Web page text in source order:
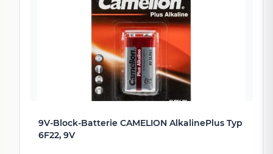
9V-Block-Batterie CAMELION AlkalinePlus Typ
6F22, 9V